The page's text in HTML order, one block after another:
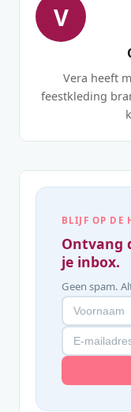
V
Vera heeft
feestkleding
BLIJF OP DE
Ontvang
je inbox.
Geen spam.